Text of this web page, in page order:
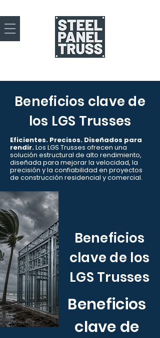
Beneficios clave de
los LGS Trusses
Eficientes. Precisos. Diseñados para
rendir.Los LGS Trusses ofrecen una
solución estructural de alto rendimiento,
diseñada para mejorar la velocidad, la
precisión y la confiabilidad en proyectos
de construcción residencial y comercial.
Beneficios
clave de los
LGS Trusses
Beneficios
clave de